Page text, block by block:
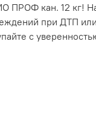
ПРОФ кан. 12 кг!
при ДТП
с